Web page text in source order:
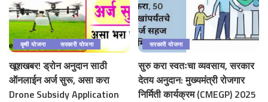
कृषी योजना सरकारी योजना
खूशखबर! ड्रोन अनुदान साठी
ऑनलाईन अर्ज सुरू, असा करा
Drone Subsidy Application
सरकारी योजना
सुरु करा स्वतःचा व्यवसाय, सरकार
देतय अनुदान: मुख्यमंत्री रोजगार
निर्मिती कार्यक्रम (CMEGP) 2025